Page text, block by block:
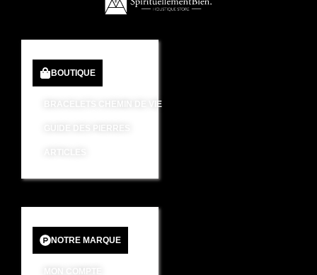
BOUTIQUE
BRACELETS CHEMIN DE VIE
GUIDE DES PIERRES
NOTRE MARQUE
MON COMPTE